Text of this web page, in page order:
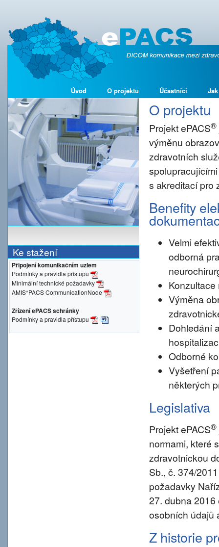
Úvod O projektu Účastníci
Ke stažení
Připojení komunikačním uzlem
Podmínky a pravidla přístupu
Minimální technické požadavky
AMIS*PACS CommunicationNode
Zřízení ePACS schránky
Podmínky a pravidla přístupu
O projektu
Projekt ePACS®
výměnu
zdravotních
s akreditací pro
Benefity
Velmi
odborná
Výměna
Dohledání
Odborné
Vyšetření
některých
Legislativa
Projekt ePACS®
normami, které
zdravotnickou
Sb., č. 374/
požadavky
27. dubna
osobních údajů
Z historie